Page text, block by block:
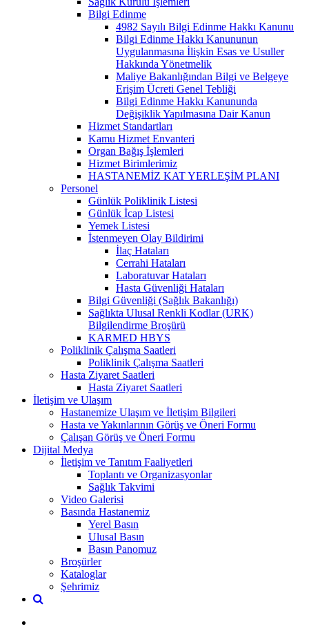
Bilgi Edinme
4982 Sayılı Bilgi Edinme Hakkı Kanunu
Bilgi Edinme Hakkı Kanununun
Uygulanmasına İlişkin Esas ve Usuller
Hakkında Yönetmelik
Maliye Bakanlığından Bilgi ve Belgeye
Erişim Ücreti Genel Tebliği
Bilgi Edinme Hakkı Kanununda
Değişiklik Yapılmasına Dair Kanun
Hizmet Standartları
Kamu Hizmet Envanteri
Organ Bağış İşlemleri
Hizmet Birimlerimiz
HASTANEMİZ KAT YERLEŞİM PLANI
Personel
Günlük Poliklinik Listesi
Günlük İcap Listesi
Yemek Listesi
İstenmeyen Olay Bildirimi
İlaç Hataları
Cerrahi Hataları
Laboratuvar Hataları
Hasta Güvenliği Hataları
Bilgi Güvenliği (Sağlık Bakanlığı)
Sağlıkta Ulusal Renkli Kodlar (URK)
Bilgilendirme Broşürü
KARMED HBYS
Poliklinik Çalışma Saatleri
Poliklinik Çalışma Saatleri
Hasta Ziyaret Saatleri
Hasta Ziyaret Saatleri
İletişim ve Ulaşım
Hastanemize Ulaşım ve İletişim Bilgileri
Hasta ve Yakınlarının Görüş ve Öneri Formu
Çalışan Görüş ve Öneri Formu
Dijital Medya
İletişim ve Tanıtım Faaliyetleri
Toplantı ve Organizasyonlar
Sağlık Takvimi
Video Galerisi
Basında Hastanemiz
Yerel Basın
Ulusal Basın
Basın Panomuz
Broşürler
Kataloglar
Şehrimiz